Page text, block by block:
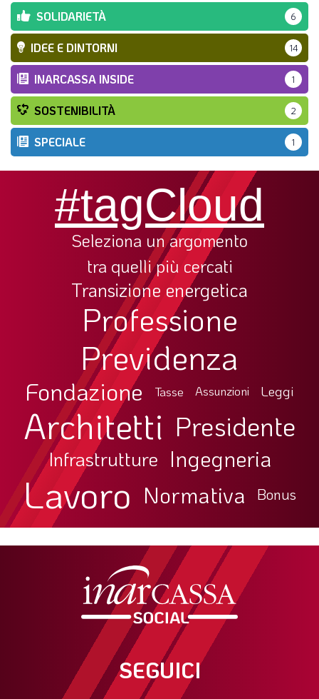
SOLIDARIETÀ 6
IDEE E DINTORNI 14
INARCASSA INSIDE 1
SOSTENIBILITÀ 2
SPECIALE 1
#tagCloud
Seleziona un argomento
tra quelli più cercati
Transizione energetica
Professione
Previdenza
Fondazione Tasse Assunzioni Leggi
Architetti Presidente
Infrastrutture Ingegneria
Lavoro Normativa Bonus
SEGUICI